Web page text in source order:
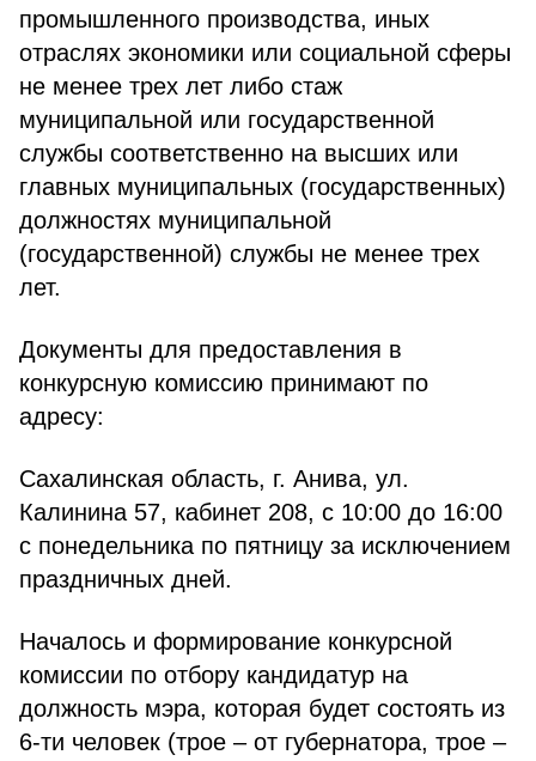
промышленного производства, иных
отраслях экономики или социальной сферы
не менее трех лет либо стаж
муниципальной или государственной
службы соответственно на высших или
главных муниципальных (государственных)
должностях муниципальной
(государственной) службы не менее трех
лет.
Документы для предоставления в
конкурсную комиссию принимают по
адресу:
Сахалинская область, г. Анива, ул.
Калинина 57, кабинет 208, с 10:00 до 16:00
с понедельника по пятницу за исключением
праздничных дней.
Началось и формирование конкурсной
комиссии по отбору кандидатур на
должность мэра, которая будет состоять из
6-ти человек (трое – от губернатора, трое –